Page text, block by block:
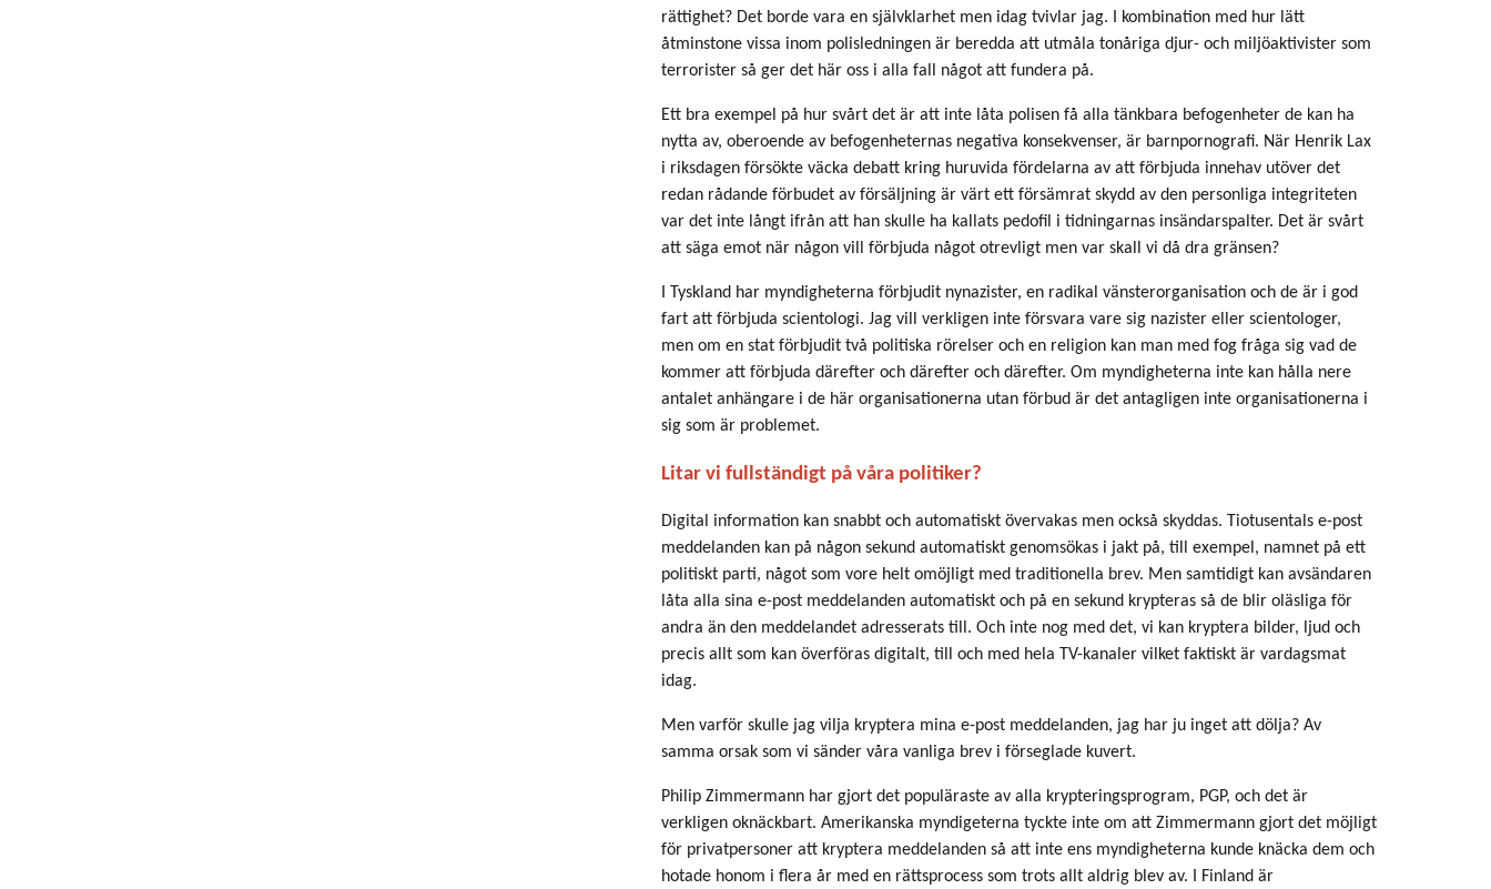
rättighet? Det borde vara en självklarhet men idag tvivlar jag. I kombination med hur lätt
åtminstone vissa inom polisledningen är beredda att utmåla tonåriga djur- och miljöaktivister som
terrorister så ger det här oss i alla fall något att fundera på.
Ett bra exempel på hur svårt det är att inte låta polisen få alla tänkbara befogenheter de kan ha
nytta av, oberoende av befogenheternas negativa konsekvenser, är barnpornografi. När Henrik Lax
i riksdagen försökte väcka debatt kring huruvida fördelarna av att förbjuda innehav utöver det
redan rådande förbudet av försäljning är värt ett försämrat skydd av den personliga integriteten
var det inte långt ifrån att han skulle ha kallats pedofil i tidningarnas insändarspalter. Det är svårt
att säga emot när någon vill förbjuda något otrevligt men var skall vi då dra gränsen?
I Tyskland har myndigheterna förbjudit nynazister, en radikal vänsterorganisation och de är i god
fart att förbjuda scientologi. Jag vill verkligen inte försvara vare sig nazister eller scientologer,
men om en stat förbjudit två politiska rörelser och en religion kan man med fog fråga sig vad de
kommer att förbjuda därefter och därefter och därefter. Om myndigheterna inte kan hålla nere
antalet anhängare i de här organisationerna utan förbud är det antagligen inte organisationerna i
sig som är problemet.
Litar vi fullständigt på våra politiker?
Digital information kan snabbt och automatiskt övervakas men också skyddas. Tiotusentals e-post
meddelanden kan på någon sekund automatiskt genomsökas i jakt på, till exempel, namnet på ett
politiskt parti, något som vore helt omöjligt med traditionella brev. Men samtidigt kan avsändaren
låta alla sina e-post meddelanden automatiskt och på en sekund krypteras så de blir oläsliga för
andra än den meddelandet adresserats till. Och inte nog med det, vi kan kryptera bilder, ljud och
precis allt som kan överföras digitalt, till och med hela TV-kanaler vilket faktiskt är vardagsmat
idag.
Men varför skulle jag vilja kryptera mina e-post meddelanden, jag har ju inget att dölja? Av
samma orsak som vi sänder våra vanliga brev i förseglade kuvert.
Philip Zimmermann har gjort det populäraste av alla krypteringsprogram, PGP, och det är
verkligen oknäckbart. Amerikanska myndigeterna tyckte inte om att Zimmermann gjort det möjligt
för privatpersoner att kryptera meddelanden så att inte ens myndigheterna kunde knäcka dem och
hotade honom i flera år med en rättsprocess som trots allt aldrig blev av. I Finland är